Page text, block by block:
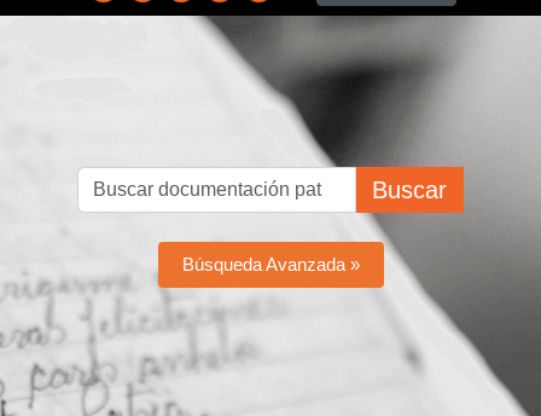
Buscar
Búsqueda Avanzada »